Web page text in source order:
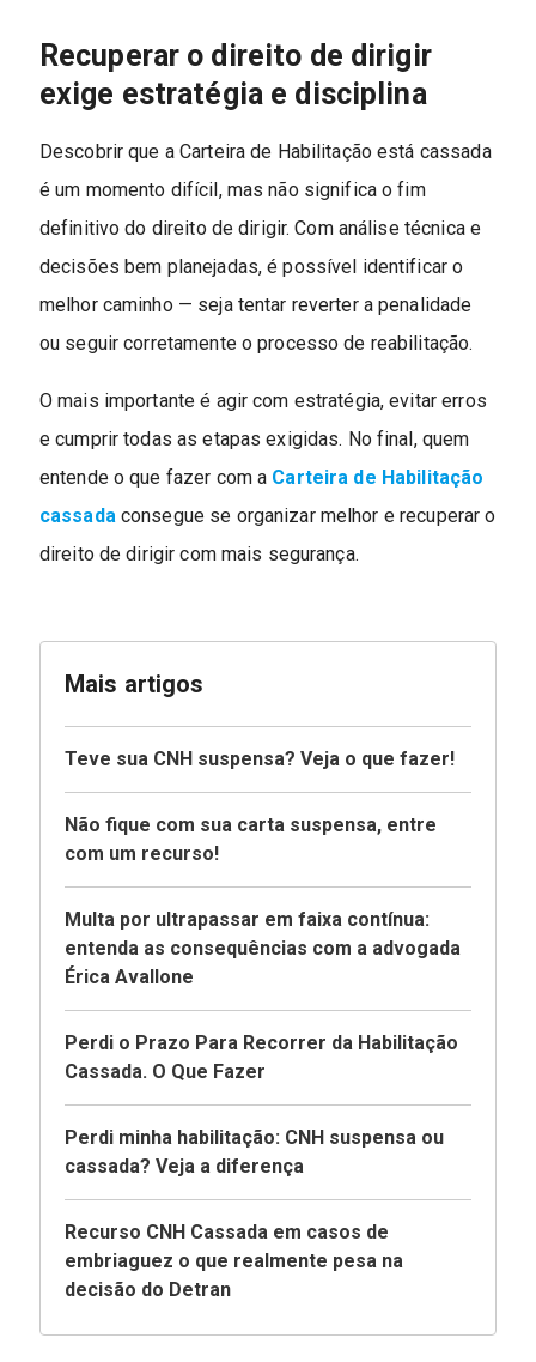
Recuperar o direito de dirigir
exige estratégia e disciplina
Descobrir que a Carteira de Habilitação está cassada
é um momento difícil, mas não significa o fim
definitivo do direito de dirigir. Com análise técnica e
decisões bem planejadas, é possível identificar o
melhor caminho — seja tentar reverter a penalidade
ou seguir corretamente o processo de reabilitação.
O mais importante é agir com estratégia, evitar erros
e cumprir todas as etapas exigidas. No final, quem
entende o que fazer com a Carteira de Habilitação
cassadaconsegue se organizar melhor e recuperar o
direito de dirigir com mais segurança.
Mais artigos
Teve sua CNH suspensa? Veja o que fazer!
Não fique com sua carta suspensa, entre
com um recurso!
Multa por ultrapassar em faixa contínua:
entenda as consequências com a advogada
Érica Avallone
Perdi o Prazo Para Recorrer da Habilitação
Cassada. O Que Fazer
Perdi minha habilitação: CNH suspensa ou
cassada? Veja a diferença
Recurso CNH Cassada em casos de
embriaguez o que realmente pesa na
decisão do Detran